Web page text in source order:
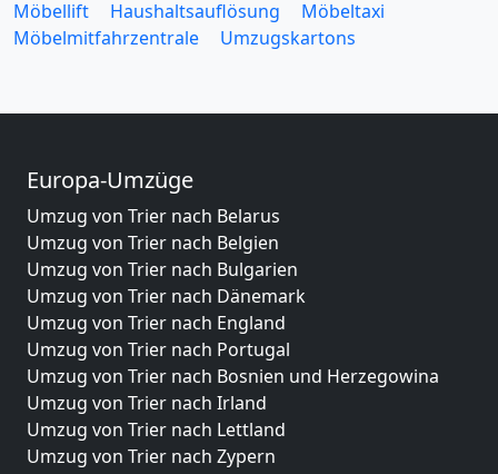
Möbellift
Haushaltsauflösung
Möbeltaxi
Möbelmitfahrzentrale
Umzugskartons
Europa-Umzüge
Umzug von Trier nach Belarus
Umzug von Trier nach Belgien
Umzug von Trier nach Bulgarien
Umzug von Trier nach Dänemark
Umzug von Trier nach England
Umzug von Trier nach Portugal
Umzug von Trier nach Bosnien und Herzegowina
Umzug von Trier nach Irland
Umzug von Trier nach Lettland
Umzug von Trier nach Zypern